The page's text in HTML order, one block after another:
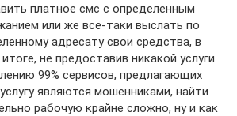
платное смс с определенным
или же всё-таки выслать по
адресату свои средства, в
не предоставив никакой услуги.
99% сервисов, предлагающих
являются мошенниками, найти
рабочую крайне сложно, ну и как